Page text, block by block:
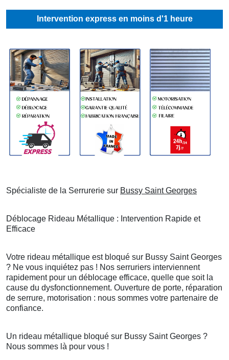
Intervention express en moins d'1 heure
Spécialiste de la Serrurerie sur Bussy Saint Georges
Déblocage Rideau Métallique : Intervention Rapide et
Efficace
Votre rideau métallique est bloqué sur Bussy Saint Georges
? Ne vous inquiétez pas ! Nos serruriers interviennent
rapidement pour un déblocage efficace, quelle que soit la
cause du dysfonctionnement. Ouverture de porte, réparation
de serrure, motorisation : nous sommes votre partenaire de
confiance.
Un rideau métallique bloqué sur Bussy Saint Georges ?
Nous sommes là pour vous !